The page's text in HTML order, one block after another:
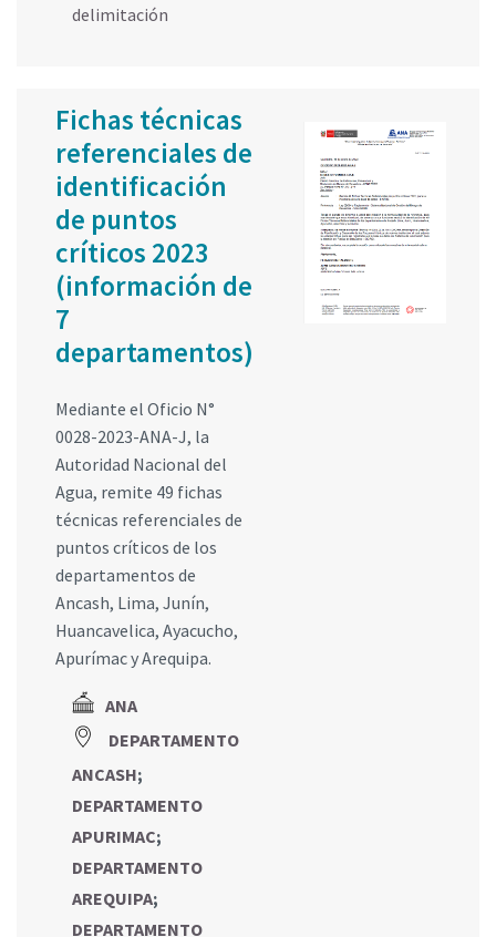
delimitación
Fichas técnicas
referenciales de
identificación
de puntos
críticos 2023
(información de
7
departamentos)
Mediante el Oficio N°
0028-2023-ANA-J, la
Autoridad Nacional del
Agua, remite 49 fichas
técnicas referenciales de
puntos críticos de los
departamentos de
Ancash, Lima, Junín,
Huancavelica, Ayacucho,
Apurímac y Arequipa.
ANA
DEPARTAMENTO
ANCASH;
DEPARTAMENTO
APURIMAC;
DEPARTAMENTO
AREQUIPA;
DEPARTAMENTO